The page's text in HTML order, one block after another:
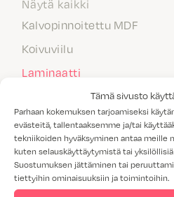
Tämä sivusto
Parhaan kokemuksen tarjoamiseksi
evästeitä, tallentaaksemme ja/tai
tekniikoiden hyväksyminen antaa meille
kuten selauskäyttäytymistä tai
Suostumuksen jättäminen tai
tiettyihin ominaisuuksiin ja toimintoihin.
Näytä kaikki
Kalvopinnoitettu MDF
Koivuviilu
Laminaatti
Maalattu MDF
Massiivipuu
Melamiini
Tammiviilu
M1-luokitus